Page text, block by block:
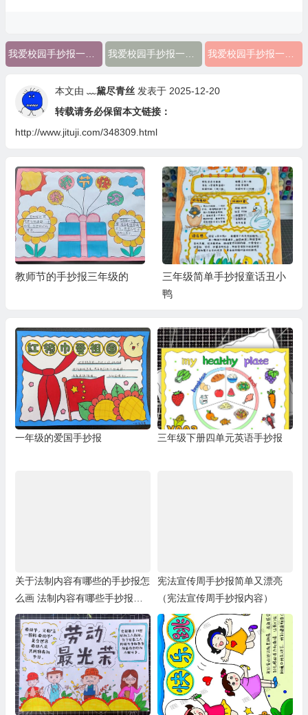
本文由 ﹏黛尽青丝发表于 2025-12-20
转载请务必保留本文链接：
http://www.jituji.com/348309.html
教师节的手抄报三年级的
三年级简单手抄报童话丑小
鸭
一年级的爱国手抄报 三年级下册四单元英语手抄报
关于法制内容有哪些的手抄报怎
么画 法制内容有哪些手抄报图
片大全
宪法宣传周手抄报简单又漂亮
（宪法宣传周手抄报内容）